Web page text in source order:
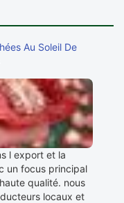
Au Soleil De
l export et la
un focus principal
qualité. nous
locaux et